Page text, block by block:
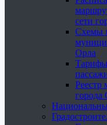
сети
Схемы
Орла
Тарифы
Реестр
города